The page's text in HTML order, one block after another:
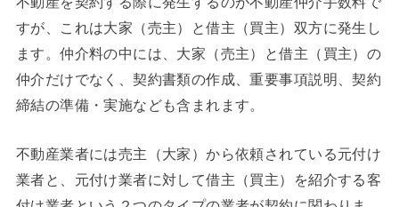
すが、これは大家（売主）と借主（買主）双方に発生し
ます。仲介料の中には、大家（売主）と借主（買主）の
仲介だけでなく、契約書類の作成、重要事項説明、契約
締結の準備・実施なども含まれます。
不動産業者には売主（大家）から依頼されている元付け
業者と、元付け業者に対して借主（買主）を紹介する客